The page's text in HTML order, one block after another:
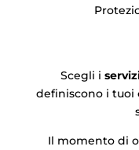
Scegli i
definiscono i tuoi
Il momento di